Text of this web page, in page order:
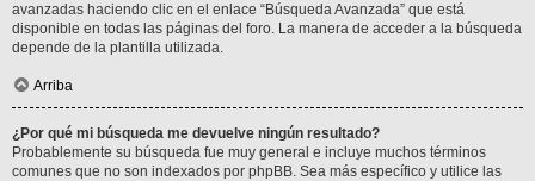
avanzadas haciendo clic en el enlace “Búsqueda Avanzada” que está
disponible en todas las páginas del foro. La manera de acceder a la búsqueda
depende de la plantilla utilizada.
Arriba
¿Por qué mi búsqueda me devuelve ningún resultado?
Probablemente su búsqueda fue muy general e incluye muchos términos
comunes que no son indexados por phpBB. Sea más específico y utilice las